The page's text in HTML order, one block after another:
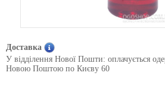
Доставка
У відділення Нової Пошти: оплачується
Новою Поштою по Києву 60